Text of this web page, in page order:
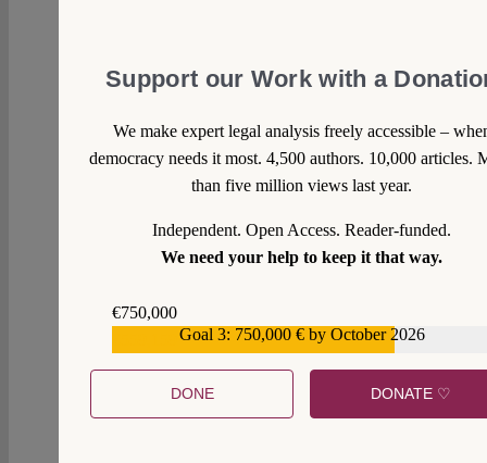
Reply
dass man für jeden zusätzlichen Abgeordneten
überproportional gestiegene Mitarbeiter- und
Fraktionsfinanzierung so kürzt, dass zwei
Abgeordneten- oder Fraktionsmitarbeiter
gleichmäßig verteilt auf alle Abgeordneten,
nicht nur die “überhängenden”).
kann dann halt ein paar Dinge mehr selbst
erledigen…
Support our Work with a
We make expert legal analysis freely accessible –
democracy needs it most. 4,500 authors. 10,000 articles.
than five million views last year.
Independent. Open Access. Reader-funded.
We need your help to keep it that way.
€750,000
Goal 3: 750,000 € by October 2026
DONE DONATE ♡